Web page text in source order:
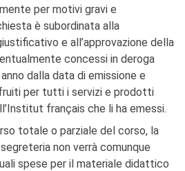
per motivi gravi e
è subordinata alla
e all’approvazione della
concessi in deroga
dalla data di emissione e
per tutti i servizi e prodotti
français che li ha emessi.
totale o parziale del corso, la
non verrà comunque
spese per il materiale didattico